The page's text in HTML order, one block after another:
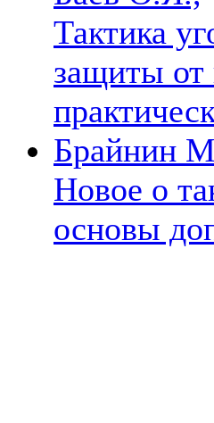
Тактика
защиты от
Брайнин
Новое о
основы